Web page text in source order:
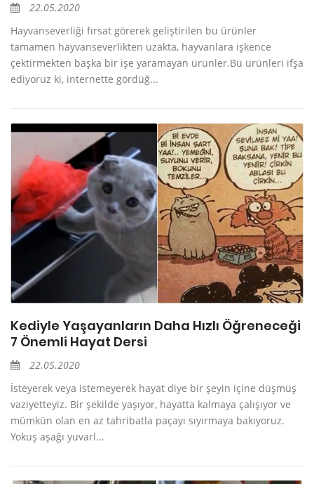
22.05.2020
Hayvanseverliği fırsat görerek geliştirilen bu ürünler
tamamen hayvanseverlikten uzakta, hayvanlara işkence
çektirmekten başka bir işe yaramayan ürünler.Bu ürünleri ifşa
ediyoruz ki, internette gördüğ...
Kediyle Yaşayanların Daha Hızlı Öğreneceği
7 Önemli Hayat Dersi
22.05.2020
İsteyerek veya istemeyerek hayat diye bir şeyin içine düşmüş
vaziyetteyiz. Bir şekilde yaşıyor, hayatta kalmaya çalışıyor ve
mümkün olan en az tahribatla paçayı sıyırmaya bakıyoruz.
Yokuş aşağı yuvarl...